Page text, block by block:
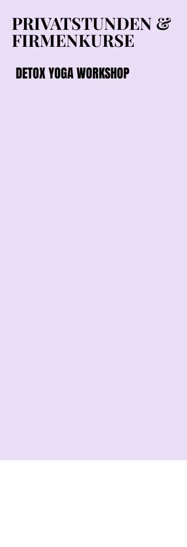
PRIVATSTUNDEN &
FIRMENKURSE
PRIVATSTUNDEN &
FIRMENKURSE
DETOX YOGA WORKSHOP
DETOX YOGA WORKSHOP